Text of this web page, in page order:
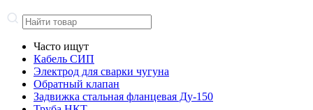
Часто ищут
Кабель СИП
Электрод для сварки чугуна
Обратный клапан
Задвижка стальная фланцевая Ду-150